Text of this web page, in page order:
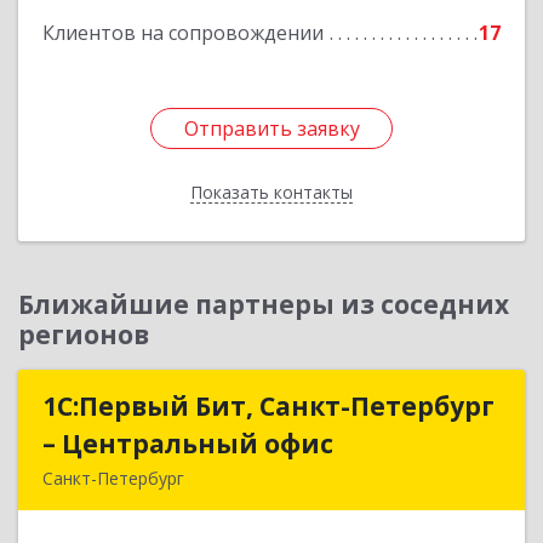
Клиентов на сопровождении 17
Отправить заявку
Показать контакты
Подробнее
Отправить заявку
Назад
Ближайшие партнеры из соседних
регионов
1С:Первый Бит, Санкт-Петербург
– Центральный офис
Санкт-Петербург
1С:Первый Бит, Санкт-Петербург
– Центральный офис